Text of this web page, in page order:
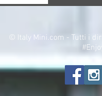
© Italy Mini.com - Tutti i